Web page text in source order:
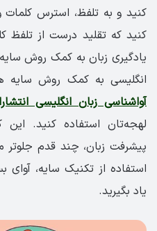
کنید و به تلفظ، استرس
کنید که تقلید درست از تلفظ
یادگیری زبان به کمک روش
انگلیسی به کمک روش سایه
آواشناسی زبان انگلیسی
لهجه‌تان استفاده کنید. این
پیشرفت زبان، چند قدم جلوتر
استفاده از تکنیک سایه، آوای
یاد بگیرید.